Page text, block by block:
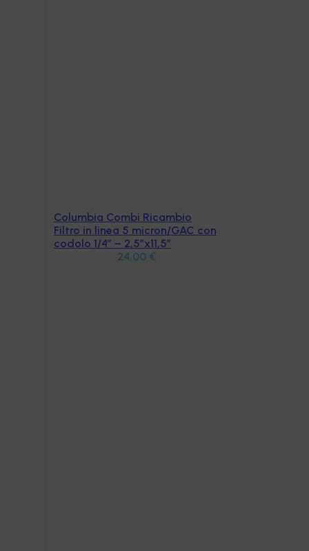
Aggiungi al carrello
Columbia Combi Ricambio
Filtro in linea 5 micron/GAC con
codolo 1/4″ – 2,5″x11,5″
24,00 €